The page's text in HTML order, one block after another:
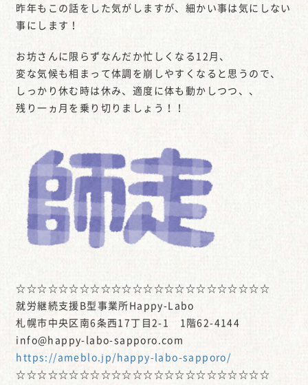
昨年もこの話をした気がしますが、細かい事は気にしない
事にします！
お坊さんに限らずなんだか忙しくなる12月、
変な気候も相まって体調を崩しやすくなると思うので、
しっかり休む時は休み、適度に体も動かしつつ、、
残り一ヵ月を乗り切りましょう！！
☆☆☆☆☆☆☆☆☆☆☆☆☆☆☆☆☆☆☆☆☆☆☆☆
就労継続支援B型事業所Happy-Labo
札幌市中央区南6条西17丁目2-1 1階62-4144
info@happy-labo-sapporo.com
https://ameblo.jp/happy-labo-sapporo/
☆☆☆☆☆☆☆☆☆☆☆☆☆☆☆☆☆☆☆☆☆☆☆☆